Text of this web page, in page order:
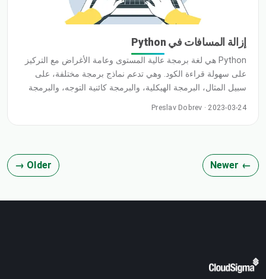
إزالة المسافات في Python
Python هي لغة برمجة عالية المستوى وعامة الأغراض مع التركيز
على سهولة قراءة الكود. وهي تدعم نماذج برمجة مختلفة، على
سبيل المثال، البرمجة الهيكلية، والبرمجة كائنية التوجه، والبرمجة
Preslav Dobrev · 2023-03-24
← Newer
Older →